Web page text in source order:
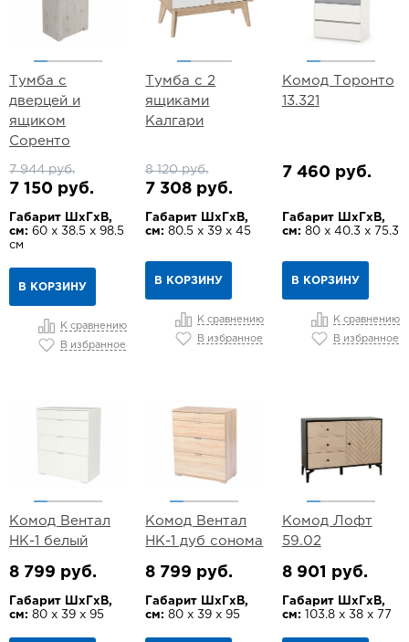
Тумба с
дверцей и
ящиком
Соренто
7 944 руб.
7 150 руб.
Габарит ШхГхВ,
см: 60 х 38.5 х 98.5
см
В КОРЗИНУ
К сравнению
В избранное
Тумба с 2
ящиками
Калгари
8 120 руб.
7 308 руб.
Габарит ШхГхВ,
см: 80.5 х 39 х 45
В КОРЗИНУ
К сравнению
В избранное
Комод Торонто
13.321
7 460 руб.
Габарит ШхГхВ,
см: 80 х 40.3 х 75.3
В КОРЗИНУ
К сравнению
В избранное
Комод Вентал
НК-1 белый
8 799 руб.
Габарит ШхГхВ,
см: 80 х 39 х 95
Комод Вентал
НК-1 дуб cонома
8 799 руб.
Габарит ШхГхВ,
см: 80 х 39 х 95
Комод Лофт
59.02
8 901 руб.
Габарит ШхГхВ,
см: 103.8 х 38 х 77